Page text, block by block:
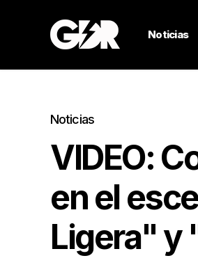
Noticias
Noticias
VIDEO:
en el
Ligera" y